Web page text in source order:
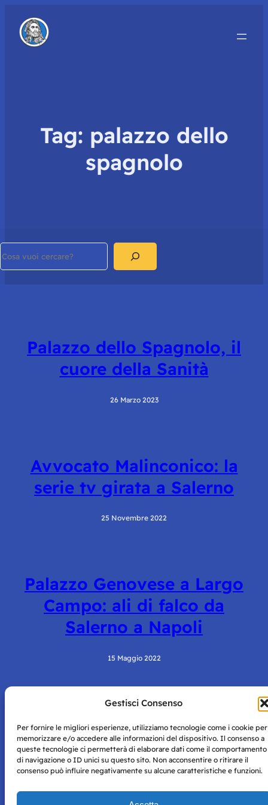
Gestisci Consenso
Per fornire le migliori esperienze, utilizziamo tecnologie come i cookie per
memorizzare e/o accedere alle informazioni del dispositivo. Il consenso a
queste tecnologie ci permetterà di elaborare dati come il comportamento
di navigazione o ID unici su questo sito. Non acconsentire o ritirare il
consenso può influire negativamente su alcune caratteristiche e funzioni.
Tag: palazzo dello
spagnolo
Palazzo dello Spagnolo, il
cuore della Sanità
26 Marzo 2023
Avvocato Malinconico: la
serie tv girata a Salerno
25 Novembre 2022
Palazzo Genovese a Largo
Campo: ali di falco da
Salerno a Napoli
15 Maggio 2022
Storie di Napoli è una testata registrata presso il tribunale di
Tutte le immagini e i contenuti su questo sito sono forniti